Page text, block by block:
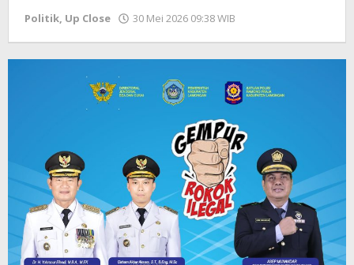
Politik, Up Close 30 Mei 2026 09:38 WIB